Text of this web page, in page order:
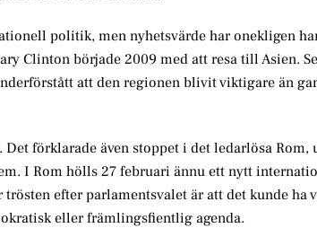
politik, men nyhetsvärde har onekligen
Clinton började 2009 med att resa till Asien.
att den regionen blivit viktigare än
förklarade även stoppet i det ledarlösa Rom,
I Rom hölls 27 februari ännu ett nytt
efter parlamentsvalet är att det kunde ha
eller främlingsfientlig agenda.